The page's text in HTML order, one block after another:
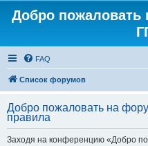
Добро
FAQ
Список форумов
Добро пожаловать на
правила
Заходя на конференцию «Добро